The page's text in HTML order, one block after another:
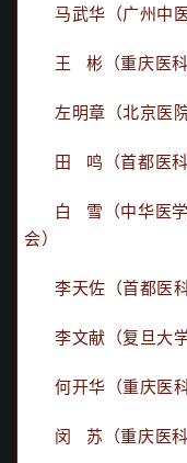
马武华（广州中
王 彬（重庆医科
左明章（北京医院
田 鸣（首都医科
白 雪（中华医
会）
李天佐（首都医
李文献（复旦大
何开华（重庆医
闵 苏（重庆医科